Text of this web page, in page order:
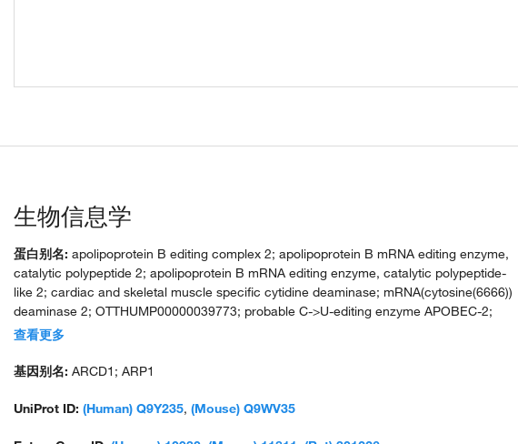
生物信息学
蛋白别名: apolipoprotein B editing complex 2; apolipoprotein B mRNA editing enzyme,
catalytic polypeptide 2; apolipoprotein B mRNA editing enzyme, catalytic polypeptide-
like 2; cardiac and skeletal muscle specific cytidine deaminase; mRNA(cytosine(6666))
deaminase 2; OTTHUMP00000039773; probable C->U-editing enzyme APOBEC-2;
similar to APOBEC-1; unnamed protein product
查看更多
基因别名: ARCD1; ARP1
UniProt ID: (Human) Q9Y235, (Mouse) Q9WV35